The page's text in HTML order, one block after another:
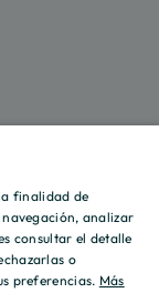
SPANISH
ENGLISH
finalidad de
analizar
consultar el detalle
o
preferencias. Más